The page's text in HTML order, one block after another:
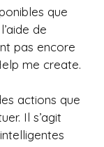
que
de
pas encore
me create.
actions que
Il s’agit